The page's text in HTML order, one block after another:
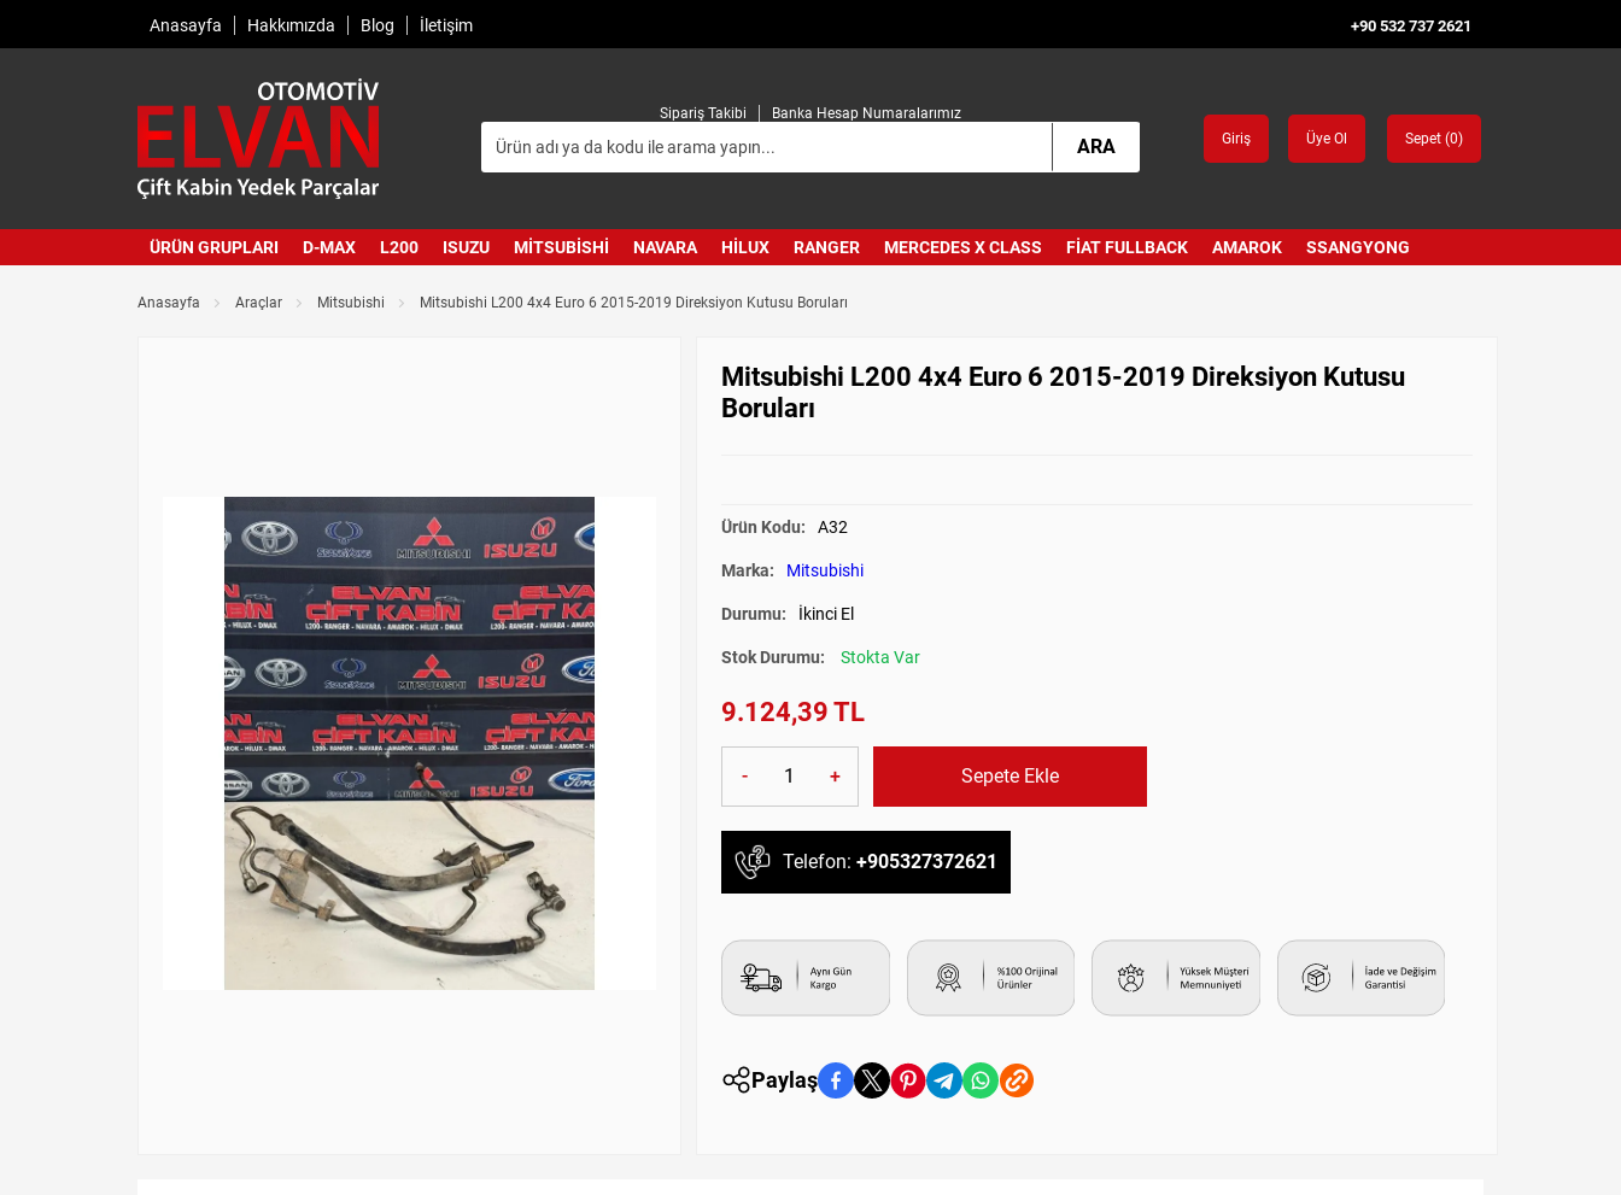
Anasayfa Hakkımızda Blog İletişim +90 532 737 2621
Sipariş Takibi Banka Hesap Numaralarımız
ARA Giriş Üye Ol Sepet (0)
ÜRÜN GRUPLARI D-MAX L200 ISUZU MITSUBISHI NAVARA HILUX RANGER MERCEDES X CLASS FIAT FULLBACK AMAROK SSANGYONG
Anasayfa Araçlar Mitsubishi Mitsubishi L200 4x4 Euro 6 2015-2019 Direksiyon Kutusu Boruları
Mitsubishi L200 4x4 Euro 6 2015-2019 Direksiyon Kutusu
Boruları
Ürün Kodu: A32
Marka: Mitsubishi
Durumu: İkinci El
Stok Durumu: Stokta Var
9.124,39 TL
- + Sepete Ekle
Telefon: +905327372621
Paylaş